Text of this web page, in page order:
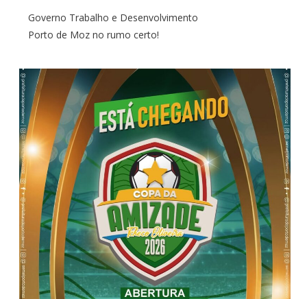
Governo Trabalho e Desenvolvimento
Porto de Moz no rumo certo!